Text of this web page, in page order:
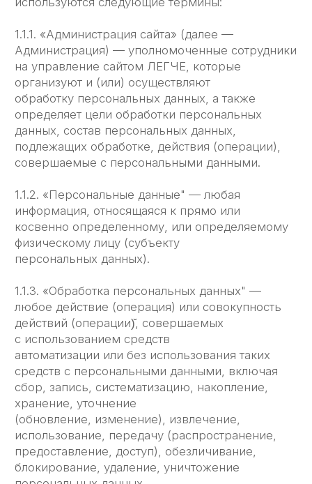
косвенно определенному, или определяемому
персональных данных).
1.1.3. «Обработка персональных данных" —
любое действие (операция) или совокупность
действий (операции)̆, совершаемых
с использованием средств
автоматизации или без использования таких
средств с персональными данными, включая
сбор, запись, систематизацию, накопление,
хранение, уточнение
(обновление, изменение), извлечение,
предоставление, доступ), обезличивание,
персональных данных.
1.1.4. «Конфиденциальность персональных
данных" — обязательное для соблюдения
Оператором или иным получившим доступ
к персональным данным лицом требование
не допускать их распространения без согласия
1.1.5. «Сайт ЛЕГЧЕ" — это совокупность
связанных между собой веб страниц,
размещенных в сети Интернет по уникальным
адресам (URL): www. legche-legkogo.ru, www.
легче-легкого.рф, а также их субдоменах.
1.1.6. «Субдомены" — это страницы или
совокупность страниц, расположенные
сайту ЛЕГЧЕ, а также другие временные
страницы, внизу которой указана контактная
информация Администрации.
1.1.5. «Пользователь сайта ЛЕГЧЕ» (далее
Пользователь) — лицо, имеющее доступ к сайту